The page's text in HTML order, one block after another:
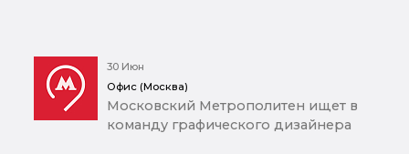
30 Июн
Офис (Москва)
Московский Метрополитен ищет в
команду графического дизайнера